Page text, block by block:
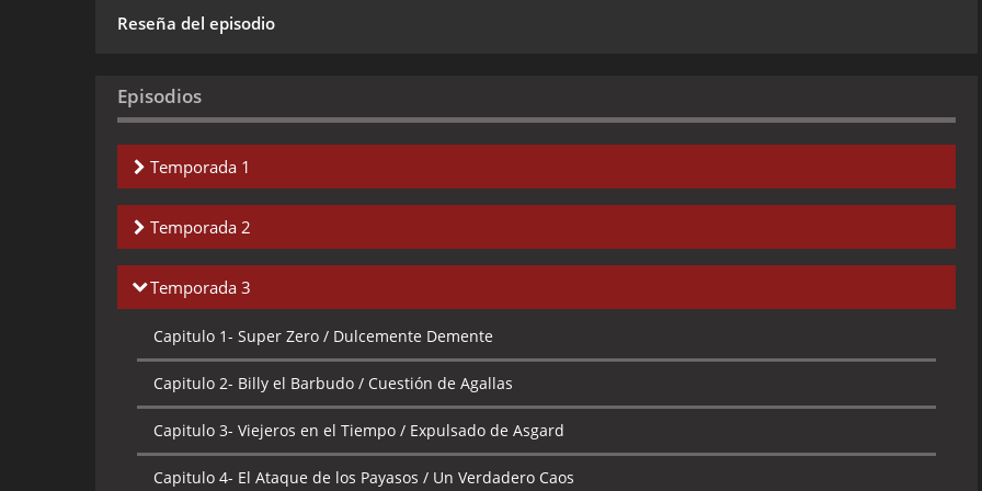
Reseña del episodio
Episodios
Temporada 1
Capitulo 1-
Capitulo 2-¡Sal de mi Mente! / ¡Ponte Vivo! / Dilema Mortal
Capitulo 3-Del Odio al Amor hay un Paso / Una Receta para el Desastre / Un Tonto Deseo
Capitulo 4-¿Puro Hueso o Gregory? / Puro Hueso Contra Mamá / sabe a Pollo
Capitulo 5-Algo Tonto va a Pasar / La Sorpresa de Puro Hueso / Bestias y Despiadados
Capitulo 6-Billy se está Reproduciendo / René-Gado, Exterminador de Espectros / La Nueva Mandy
Temporada 2
Capitulo 1-
Temporada 3
Capitulo 1- Super Zero / Dulcemente Demente
Capitulo 2- Billy el Barbudo / Cuestión de Agallas
Capitulo 3- Viejeros en el Tiempo / Expulsado de Asgard
Capitulo 4- El Ataque de los Payasos / Un Verdadero Caos